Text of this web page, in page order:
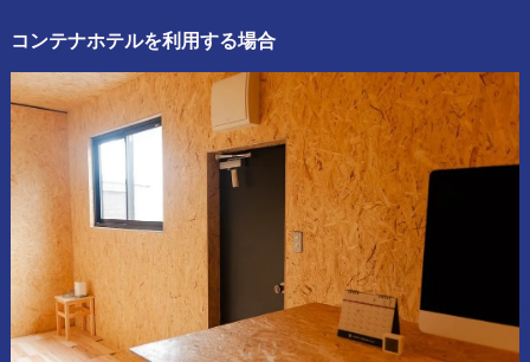
コンテナホテルを利用する場合